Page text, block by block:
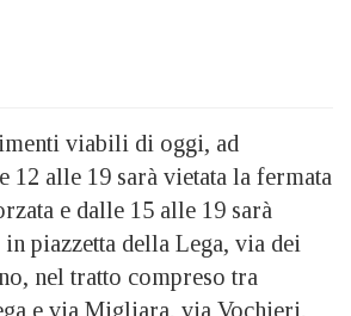
viabili di oggi, ad
12 alle 19 sarà vietata la fermata
e dalle 15 alle 19 sarà
piazzetta della Lega, via dei
nel tratto compreso tra
e via Migliara, via Vochieri,